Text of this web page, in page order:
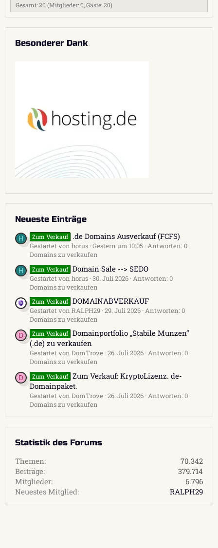
Gesamt: 20 (Mitglieder: 0, Gäste: 20)
Besonderer Dank
Neueste Einträge
H Zum Verkauf .de Domains Ausverkauf (FCFS)
Gestartet von horus Gestern um 10:05 Antworten: 0
Domains zu verkaufen
H Zum Verkauf Domain Sale --> SEDO
Gestartet von horus 30. Juli 2026 Antworten: 0
Domains zu verkaufen
Zum Verkauf DOMAINABVERKAUF
Gestartet von RALPH29 29. Juli 2026 Antworten: 0
Domains zu verkaufen
D Zum Verkauf Domainportfolio „Stabile Munzen“
(.de) zu verkaufen
Gestartet von DomTrove 26. Juli 2026 Antworten: 0
Domains zu verkaufen
D Zum Verkauf Zum Verkauf: KryptoLizenz. de-
Domainpaket.
Gestartet von DomTrove 26. Juli 2026 Antworten: 0
Domains zu verkaufen
Statistik des Forums
Themen
70.342
Beiträge
379.714
Mitglieder
6.796
Neuestes Mitglied
RALPH29